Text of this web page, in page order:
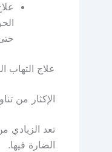
علاج التهاب
الإكثار من
تعد الزبادي
الضارة فيها.